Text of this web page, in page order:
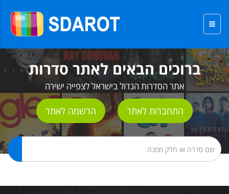
ברוכים הבאים לאתר סדרות
אתר הסדרות הגדול בישראל לצפייה ישירה
התחברות לאתר הרשמה לאתר